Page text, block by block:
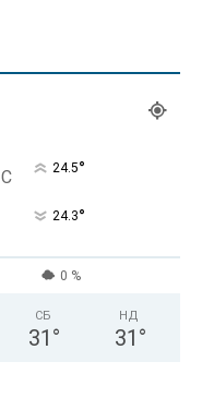
C 24.5°
24.3°
0 %
СБ
31 °
НД
31 °